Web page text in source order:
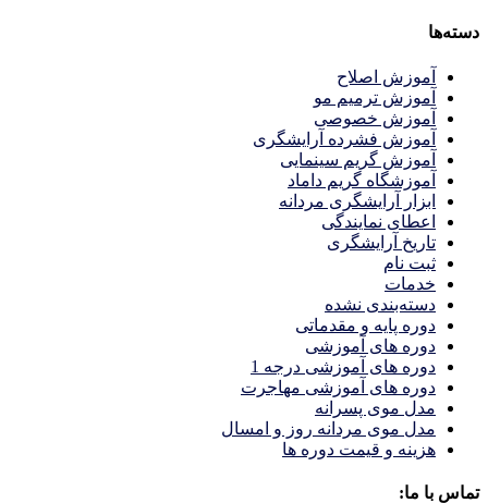
دسته‌ها
آموزش اصلاح
آموزش ترمیم مو
آموزش خصوصی
آموزش فشرده آرایشگری
آموزش گریم سینمایی
آموزشگاه گریم داماد
ابزار آرایشگری مردانه
اعطای نمایندگی
تاریخ آرایشگری
ثبت نام
خدمات
دسته‌بندی نشده
دوره پایه و مقدماتی
دوره های آموزشی
دوره های آموزشی درجه 1
دوره های آموزشی مهاجرت
مدل موی پسرانه
مدل موی مردانه روز و امسال
هزینه و قیمت دوره ها
تماس با ما: